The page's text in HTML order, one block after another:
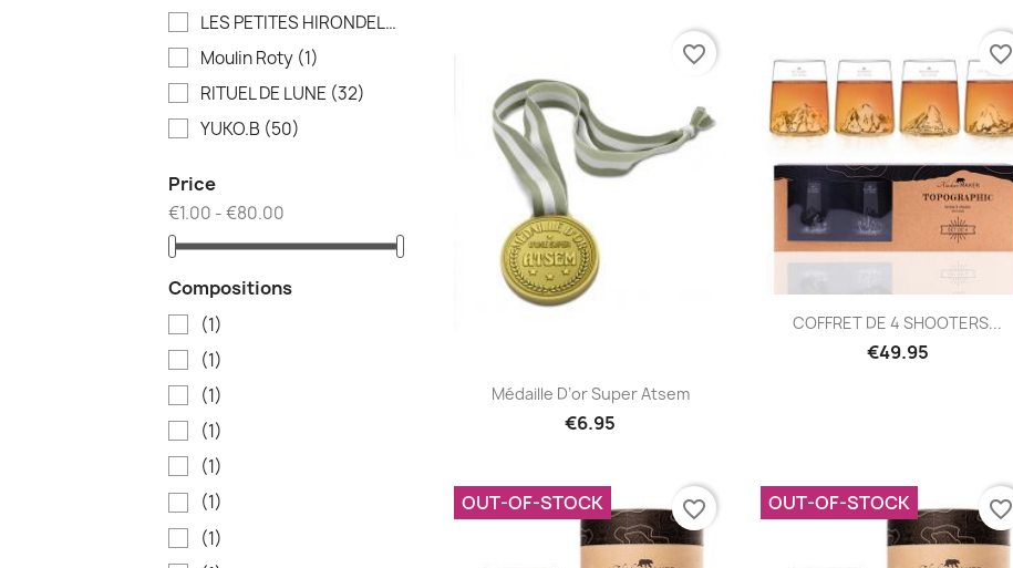
LES PETITES HIRONDELLES
Moulin Roty (1)
RITUEL DE LUNE (32)
YUKO.B (50)
Price
€1.00 - €80.00
Compositions
(1)
(1)
(1)
(1)
(1)
(1)
(1)
 Quick view
Médaille D’or Super Atsem
€6.95
favorite_border
Quick view
COFFRET DE 4 SHOOTERS...
€49.95
favorite_border
OUT-OF-STOCK favorite_border OUT-OF-STOCK favorite_border